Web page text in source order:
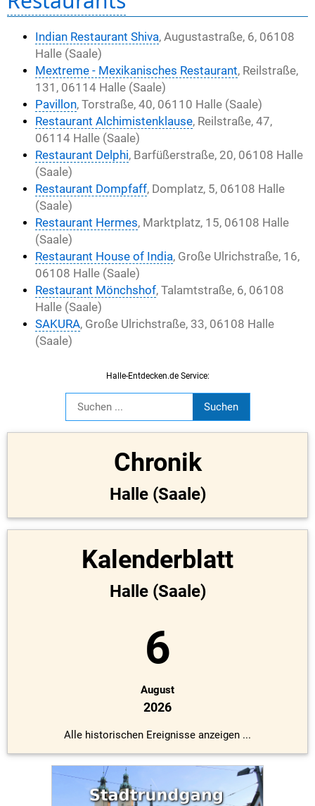
Indian Restaurant Shiva, Augustastraße, 6, 06108
Halle (Saale)
Mextreme - Mexikanisches Restaurant, Reilstraße,
131, 06114 Halle (Saale)
Pavillon, Torstraße, 40, 06110 Halle (Saale)
Restaurant Alchimistenklause, Reilstraße, 47,
06114 Halle (Saale)
Restaurant Delphi, Barfüßerstraße, 20, 06108 Halle
(Saale)
Restaurant Dompfaff, Domplatz, 5, 06108 Halle
(Saale)
Restaurant Hermes, Marktplatz, 15, 06108 Halle
(Saale)
Restaurant House of India, Große Ulrichstraße, 16,
06108 Halle (Saale)
Restaurant Mönchshof, Talamtstraße, 6, 06108
Halle (Saale)
SAKURA, Große Ulrichstraße, 33, 06108 Halle
(Saale)
Halle-Entdecken.de Service:
Chronik
Halle (Saale)
Kalenderblatt
Halle (Saale)
6
August
2026
Alle historischen Ereignisse anzeigen ...